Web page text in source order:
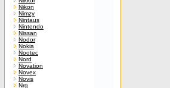
Nikon
Nimzy
Nintaus
Nintendo
Nissan
Nodor
Nokia
Nootec
Nord
Novation
Novex
Novis
Nrg